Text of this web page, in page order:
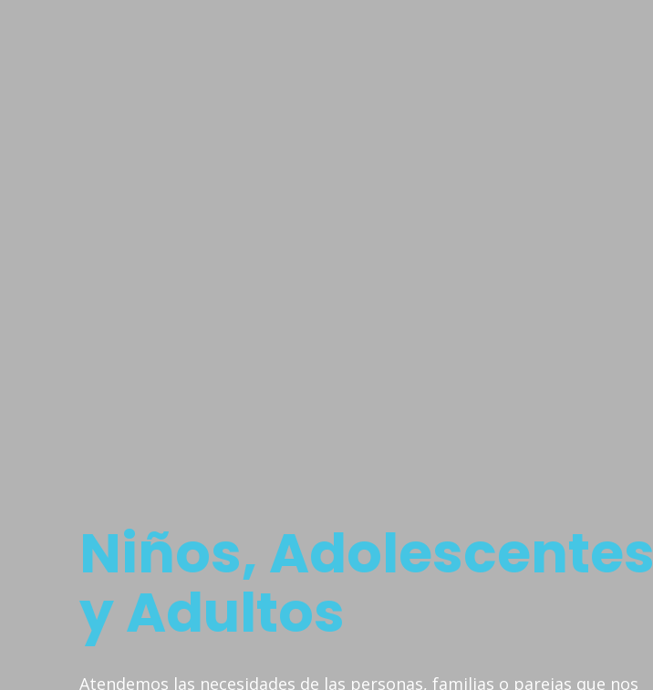
Niños, Adolescentes
y Adultos
Atendemos las necesidades de las personas, familias o parejas que nos